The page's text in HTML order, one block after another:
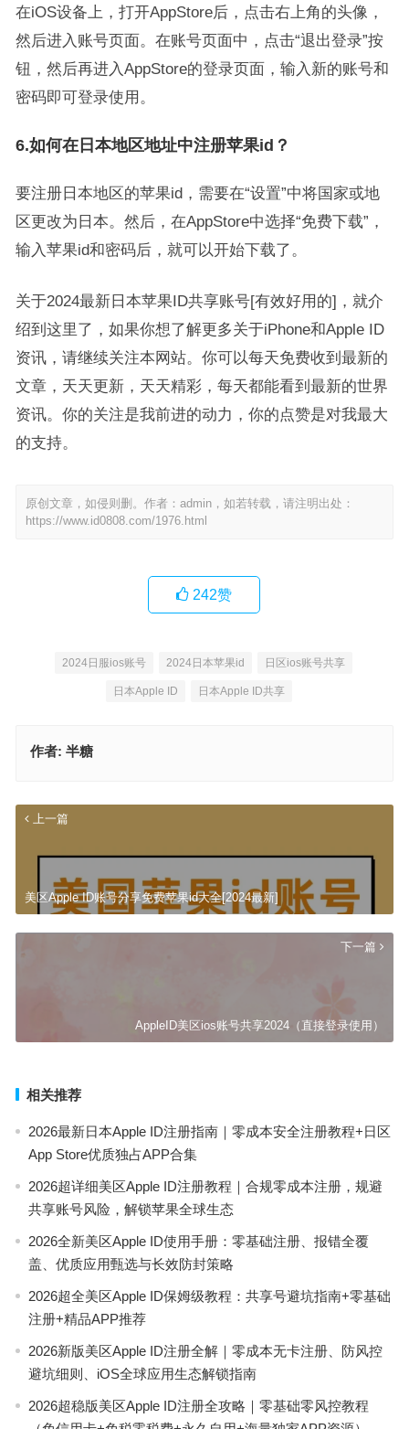
在iOS设备上，打开AppStore后，点击右上角的头像，
然后进入账号页面。在账号页面中，点击“退出登录”按
钮，然后再进入AppStore的登录页面，输入新的账号和
密码即可登录使用。
6.如何在日本地区地址中注册苹果id？
要注册日本地区的苹果id，需要在“设置”中将国家或地
区更改为日本。然后，在AppStore中选择“免费下载”，
输入苹果id和密码后，就可以开始下载了。
关于2024最新日本苹果ID共享账号[有效好用的]，就介
绍到这里了，如果你想了解更多关于iPhone和Apple ID
资讯，请继续关注本网站。你可以每天免费收到最新的
文章，天天更新，天天精彩，每天都能看到最新的世界
资讯。你的关注是我前进的动力，你的点赞是对我最大
的支持。
原创文章，如侵则删。作者：admin，如若转载，请注明出处：
https://www.id0808.com/1976.html
242赞
2024日服ios账号 2024日本苹果id 日区ios账号共享
日本Apple ID 日本Apple ID共享
作者: 半糖
上一篇
美区Apple ID账号分享免费苹果id大全[2024最新]
下一篇
AppleID美区ios账号共享2024（直接登录使用）
相关推荐
2026最新日本Apple ID注册指南｜零成本安全注册教程+日区
App Store优质独占APP合集
2026超详细美区Apple ID注册教程｜合规零成本注册，规避
共享账号风险，解锁苹果全球生态
2026全新美区Apple ID使用手册：零基础注册、报错全覆
盖、优质应用甄选与长效防封策略
2026超全美区Apple ID保姆级教程：共享号避坑指南+零基础
注册+精品APP推荐
2026新版美区Apple ID注册全解｜零成本无卡注册、防风控
避坑细则、iOS全球应用生态解锁指南
2026超稳版美区Apple ID注册全攻略｜零基础零风控教程